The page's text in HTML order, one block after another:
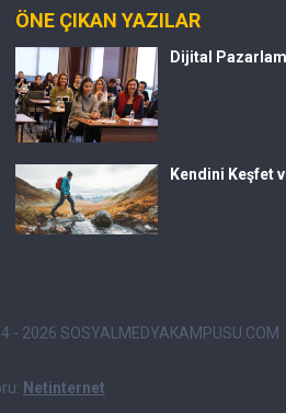
ÖNE ÇIKAN YAZILAR
Dijital
Kendini Keşfet
2026 SOSYALMEDYAKAMPUSU.COM
Netinternet